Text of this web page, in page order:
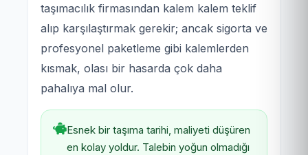
taşımacılık firmasından kalem kalem teklif
alıp karşılaştırmak gerekir; ancak sigorta ve
profesyonel paketleme gibi kalemlerden
kısmak, olası bir hasarda çok daha
pahalıya mal olur.
Esnek bir taşıma tarihi, maliyeti düşüren
en kolay yoldur. Talebin yoğun olmadığı